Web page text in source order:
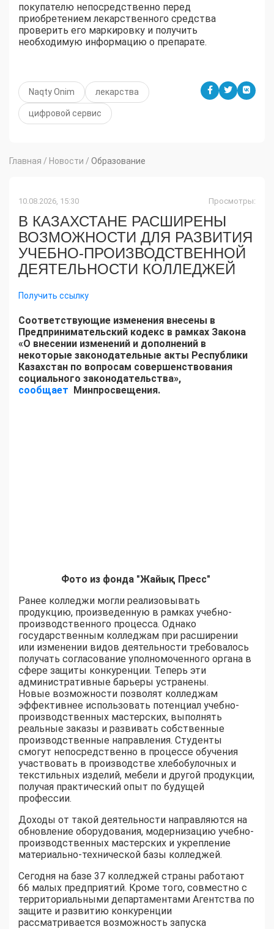
покупателю непосредственно перед
приобретением лекарственного средства
проверить его маркировку и получить
необходимую информацию о препарате.
Naqty Onim лекарства
цифровой сервис
Главная / Новости / Образование
10.08.2026, 15:30 Просмотры:
В КАЗАХСТАНЕ РАСШИРЕНЫ
ВОЗМОЖНОСТИ ДЛЯ РАЗВИТИЯ
УЧЕБНО-ПРОИЗВОДСТВЕННОЙ
ДЕЯТЕЛЬНОСТИ КОЛЛЕДЖЕЙ
Получить ссылку
Соответствующие изменения внесены в
Предпринимательский кодекс в рамках Закона
«О внесении изменений и дополнений в
некоторые законодательные акты Республики
Казахстан по вопросам совершенствования
социального законодательства»,
сообщает Минпросвещения.
Фото из фонда "Жайық Пресс"
Ранее колледжи могли реализовывать
продукцию, произведенную в рамках учебно-
производственного процесса. Однако
государственным колледжам при расширении
или изменении видов деятельности требовалось
получать согласование уполномоченного органа в
сфере защиты конкуренции. Теперь эти
административные барьеры устранены.
Новые возможности позволят колледжам
эффективнее использовать потенциал учебно-
производственных мастерских, выполнять
реальные заказы и развивать собственные
производственные направления. Студенты
смогут непосредственно в процессе обучения
участвовать в производстве хлебобулочных и
текстильных изделий, мебели и другой продукции,
получая практический опыт по будущей
профессии.
Доходы от такой деятельности направляются на
обновление оборудования, модернизацию учебно-
производственных мастерских и укрепление
материально-технической базы колледжей.
Сегодня на базе 37 колледжей страны работают
66 малых предприятий. Кроме того, совместно с
территориальными департаментами Агентства по
защите и развитию конкуренции
рассматривается возможность запуска